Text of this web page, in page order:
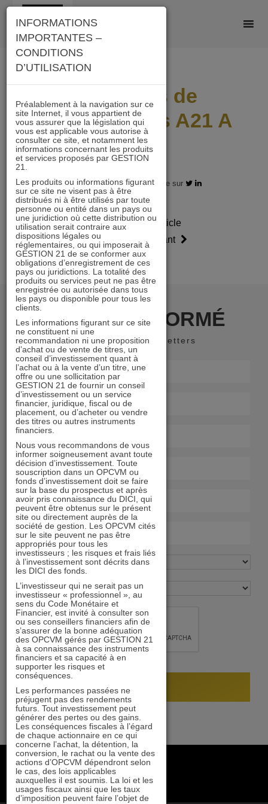
Skip
content
Scénarios de
performances A21 A
2304
28.04.2023 - Partagez l'article sur
Article
précédent
Article
suivant
RESTER INFORMÉ
Recevoir nos newsletters
+33 1 84 79 90 24
gestion21@gestion21.fr
8 rue Volney, 75002 Paris
INFORMATIONS
IMPORTANTES –
CONDITIONS
D’UTILISATION
Préalablement à la navigation sur ce
site Internet, il vous appartient de
vous assurer que la législation qui
vous est applicable vous autorise à
consulter ce site, et notamment les
informations concernant les produits
et services proposés par GESTION
21.
Les produits ou informations figurant
sur ce site ne visent pas à être
distribués ni à être utilisés par toute
personne ou entité dans un pays ou
une juridiction où cette distribution ou
utilisation serait contraire aux
dispositions légales ou
réglementaires, ou qui imposerait à
GESTION 21 de se conformer aux
obligations d’enregistrement de ces
pays ou juridictions. La totalité des
produits ou services peut ne pas être
enregistrée ou autorisée dans tous
les pays ou disponible pour tous les
clients.
Les informations figurant sur ce site
ne constituent ni une
recommandation ni une proposition
d’achat ou de vente de titres, un
conseil d’investissement quant à
l’achat ou à la vente d’un titre, une
offre ou une sollicitation par
GESTION 21 de fournir un conseil
d’investissement ou un service
financier, juridique, fiscal ou de
placement, ou d’acheter ou vendre
des titres ou autres instruments
financiers.
Nous vous recommandons de vous
informer soigneusement avant toute
décision d’investissement. Toute
souscription dans un OPCVM ou
fonds d’investissement doit se faire
sur la base du prospectus et après
avoir pris connaissance du DICI, qui
peuvent être obtenus sur le présent
site ou directement auprès de la
société de gestion. Les OPCVM cités
sur le site peuvent ne pas être
appropriés pour tous les
investisseurs ; les risques et frais liés
à l’investissement sont décrits dans
les DICI des fonds.
L’investisseur qui ne serait pas un
investisseur « professionnel », au
sens du Code Monétaire et
Financier, est invité à consulter son
ou ses conseillers financiers afin de
s’assurer de la bonne adéquation
des OPCVM gérés par GESTION 21
à sa connaissance des instruments
financiers et sa capacité à en
supporter les risques et
conséquences.
Les performances passées ne
préjugent pas des rendements
futurs. Tout investissement peut
générer des pertes ou des gains.
Les conséquences fiscales à l’égard
de chaque actionnaire en ce qui
concerne l’achat, la détention, la
conversion, le rachat ou la vente des
actions d’OPCVM dépendront selon
le cas, des lois applicables
auxquelles il est soumis. La loi et les
usages fiscaux ainsi que les taux
d’imposition peuvent faire l’objet de